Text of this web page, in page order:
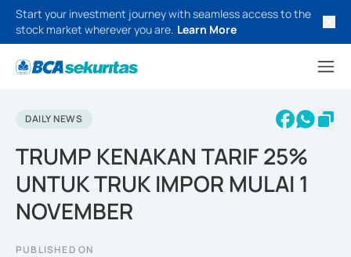
Start your investment journey with seamless access to the
stock market wherever you are. Learn More
DAILY NEWS
TRUMP KENAKAN TARIF 25%
UNTUK TRUK IMPOR MULAI 1
NOVEMBER
PUBLISHED ON